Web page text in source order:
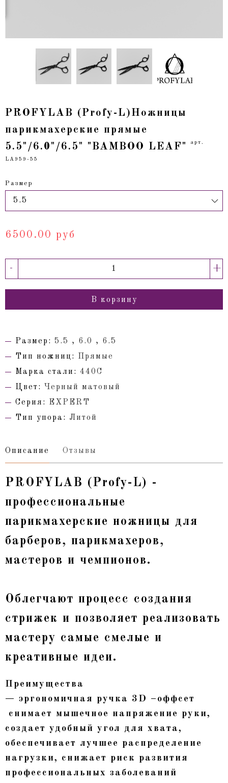
PROFYLAB (Profy-L)Ножницы
парикмахерские прямые
5.5"/6.0"/6.5" "BAMBOO LEAF"
арт.
LA959-55
Размер
6500.00 руб
- +
В корзину
Размер:
5.5 , 6.0 , 6.5
Тип ножниц:
Прямые
Марка стали: 440С
Цвет:
Черный матовый
Серия:
EXPERT
Тип упора:
Литой
Описание Отзывы
PROFYLAB (Profy-L) -
профессиональные
парикмахерские ножницы для
барберов, парикмахеров,
мастеров и чемпионов.
Облегчают процесс создания
стрижек и позволяет реализовать
мастеру самые смелые и
креативные идеи.
Преимущества
— эргономичная ручка 3D –оффсет
снимает мышечное напряжение руки,
создает удобный угол для хвата,
обеспечивает лучшее распределение
нагрузки, снижает риск развития
профессиональных заболеваний